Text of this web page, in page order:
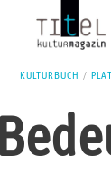
KULTURBUCH /